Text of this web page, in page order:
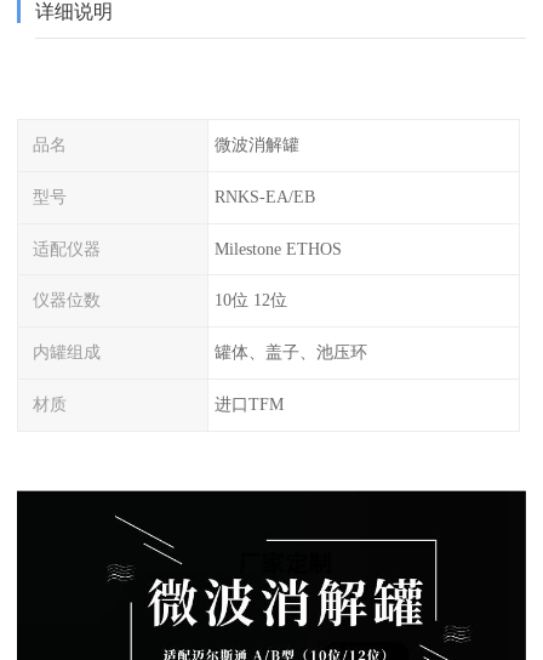
详细说明
品名 微波消解罐
型号 RNKS-EA/EB
适配仪器 Milestone ETHOS
仪器位数 10位 12位
内罐组成 罐体、盖子、池压环
材质 进口TFM